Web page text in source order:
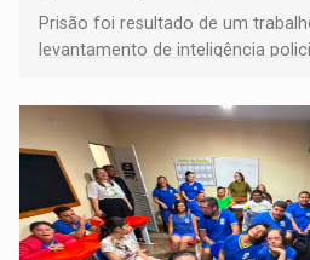
Prisão foi resultado de um
levantamento de inteligência